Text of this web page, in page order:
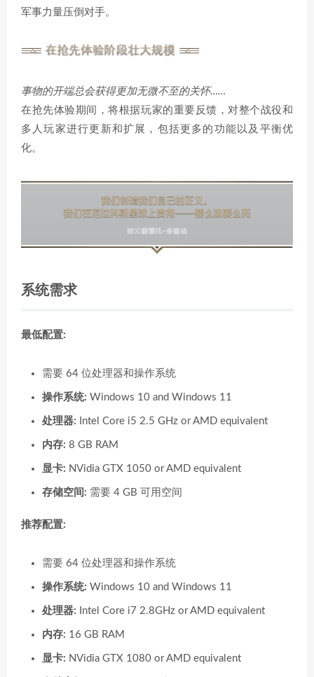
军事力量压倒对手。
事物的开端总会获得更加无微不至的关怀……
在抢先体验期间，将根据玩家的重要反馈，对整个战役和
多人玩家进行更新和扩展，包括更多的功能以及平衡优
化。
系统需求
最低配置:
需要 64 位处理器和操作系统
操作系统: Windows 10 and Windows 11
处理器: Intel Core i5 2.5 GHz or AMD equivalent
内存: 8 GB RAM
显卡: NVidia GTX 1050 or AMD equivalent
存储空间: 需要 4 GB 可用空间
推荐配置:
需要 64 位处理器和操作系统
操作系统: Windows 10 and Windows 11
处理器: Intel Core i7 2.8GHz or AMD equivalent
内存: 16 GB RAM
显卡: NVidia GTX 1080 or AMD equivalent